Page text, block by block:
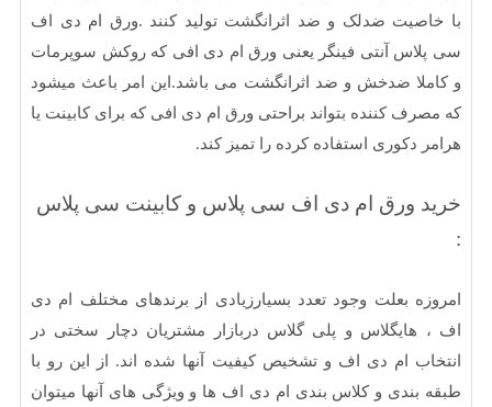
ضدلک و ضد اثرانگشت تولید کنند .ورق ام دی اف
آنتی فینگر یعنی ورق ام دی افی که روکش سوپرمات
ضدخش و ضد اثرانگشت می باشد.این امر باعث میشود
کننده بتواند براحتی ورق ام دی افی که برای کابینت یا
دکوری استفاده کرده را تمیز کند.
ورق ام دی اف سی پلاس و کابینت سی پلاس
بعلت وجود تعدد بسیارزیادی از برندهای مختلف ام دی
و پلی گلاس دربازار مشتریان دچار سختی در
ام دی اف و تشخیص کیفیت آنها شده اند. از این رو با
و کلاس بندی ام دی اف ها و ویژگی های آنها میتوان